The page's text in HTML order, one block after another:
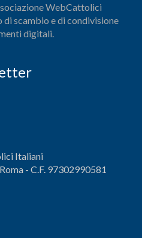
WebCattolici
di scambio e di condivisione
digitali.
Italiani
- C.F. 97302990581